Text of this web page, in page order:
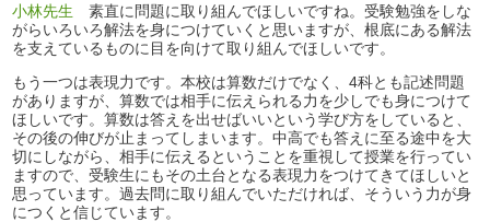
小林先生 素直に問題に取り組んでほしいですね。受験勉強をしな
がらいろいろ解法を身につけていくと思いますが、根底にある解法
を支えているものに目を向けて取り組んでほしいです。
もう一つは表現力です。本校は算数だけでなく、4科とも記述問題
がありますが、算数では相手に伝えられる力を少しでも身につけて
ほしいです。算数は答えを出せばいいという学び方をしていると、
その後の伸びが止まってしまいます。中高でも答えに至る途中を大
切にしながら、相手に伝えるということを重視して授業を行ってい
ますので、受験生にもその土台となる表現力をつけてきてほしいと
思っています。過去問に取り組んでいただければ、そういう力が身
につくと信じています。